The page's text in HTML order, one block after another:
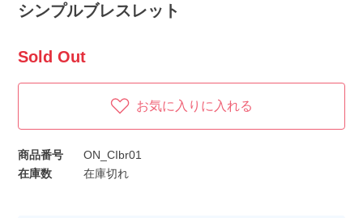
シンプルブレスレット
Sold Out
お気に入りに入れる
商品番号
ON_CIbr01
在庫数
在庫切れ